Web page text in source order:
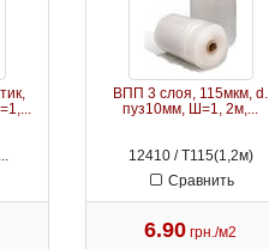
ВПП 3 слоя, 115мкм, d.
пуз10мм, Ш=1, 2м,...
12410 / Т115(1,2м)
Сравнить
6.90 грн./м2